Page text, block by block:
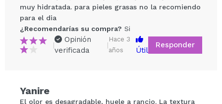
crema puede ayudar a comseguir una piel
más firme y aterciopelada, unificar el tono de la
piel, aportar luminosidad y estimular la producción
de colágeno.
muy hidratada. para pieles grasas no la recomiendo
para el dia
¿Recomendarías su compra? Si
|
Opinión
verificada
|
Hace 3
años
Útil
Responder
Yanire
El olor es desagradable, huele a rancio. La textura